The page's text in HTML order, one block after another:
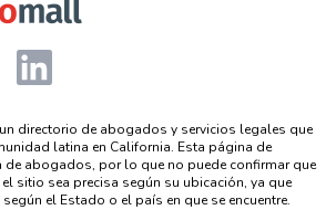
LinkedIn
directorio de abogados y servicios legales que
latina en California. Esta página de
de abogados, por lo que no puede confirmar que
sitio sea precisa según su ubicación, ya que
el Estado o el país en que se encuentre.